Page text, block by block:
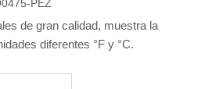
PEZ
de gran calidad, muestra la
diferentes °F y °C.